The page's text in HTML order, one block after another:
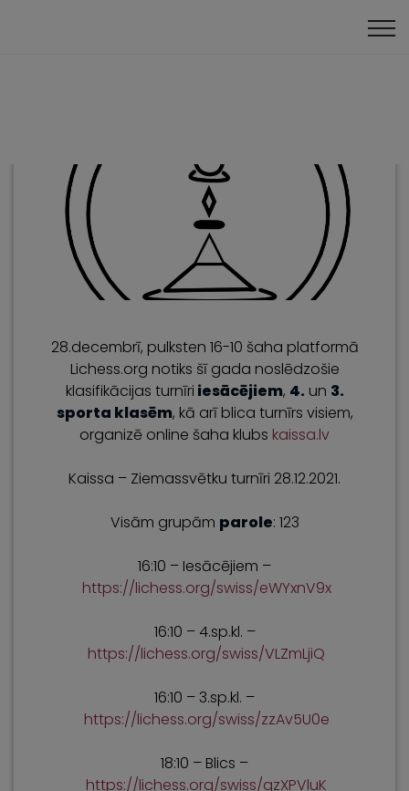
28.decembrī, pulksten 16-10 šaha platformā
Lichess.org notiks šī gada noslēdzošie
klasifikācijas turnīri iesācējiem, 4. un 3.
sporta klasēm, kā arī blica turnīrs visiem,
organizē online šaha klubs kaissa.lv
Kaissa – Ziemassvētku turnīri 28.12.2021.
Visām grupām parole: 123
16:10 – Iesācējiem –
https://lichess.org/swiss/eWYxnV9x
16:10 – 4.sp.kl. –
https://lichess.org/swiss/VLZmLjiQ
16:10 – 3.sp.kl. –
https://lichess.org/swiss/zzAv5U0e
18:10 – Blics –
https://lichess.org/swiss/qzXPVluK